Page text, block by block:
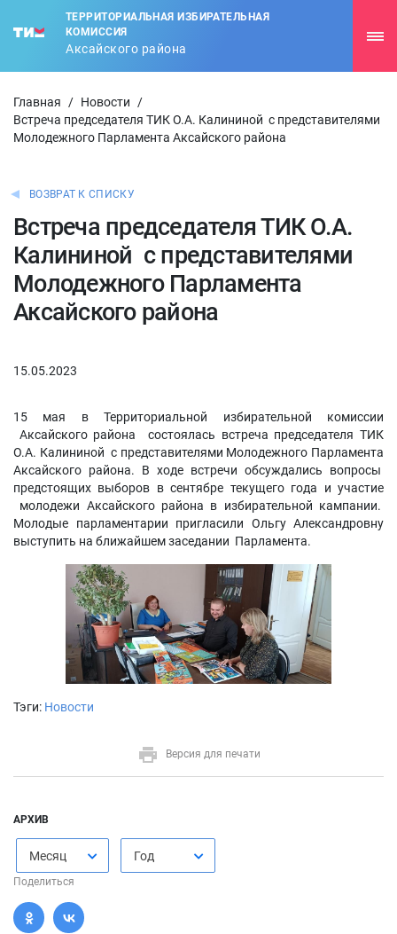
ТЕРРИТОРИАЛЬНАЯ ИЗБИРАТЕЛЬНАЯ
КОМИССИЯ
Аксайского района
Главная / Новости
/
Встреча председателя ТИК О.А. Калининой с представителями
Молодежного Парламента Аксайского района
ВОЗВРАТ К СПИСКУ
Встреча председателя ТИК О.А.
Калининой с представителями
Молодежного Парламента
Аксайского района
15.05.2023
15 мая в Территориальной избирательной комиссии
Аксайского района состоялась встреча председателя ТИК
О.А. Калининой с представителями Молодежного Парламента
Аксайского района. В ходе встречи обсуждались вопросы
предстоящих выборов в сентябре текущего года и участие
молодежи Аксайского района в избирательной кампании.
Молодые парламентарии пригласили Ольгу Александровну
выступить на ближайшем заседании Парламента.
Тэги: Новости
Версия для печати
АРХИВ
Месяц Год
Поделиться